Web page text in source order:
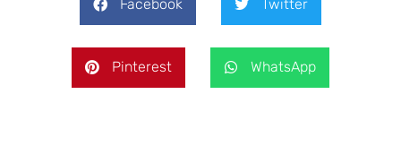
Facebook Twitter
Pinterest WhatsApp